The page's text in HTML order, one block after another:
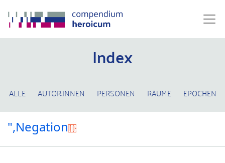
Index
ALLE AUTOR:INNEN PERSONEN RÄUME EPOCHEN
",Negation